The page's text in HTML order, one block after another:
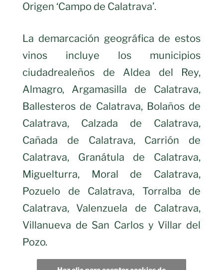
Origen ‘Campo de Calatrava’.
La demarcación geográfica de estos
vinos incluye los municipios
ciudadrealeños de Aldea del Rey,
Almagro, Argamasilla de Calatrava,
Ballesteros de Calatrava, Bolaños de
Calatrava, Calzada de Calatrava,
Cañada de Calatrava, Carrión de
Calatrava, Granátula de Calatrava,
Miguelturra, Moral de Calatrava,
Pozuelo de Calatrava, Torralba de
Calatrava, Valenzuela de Calatrava,
Villanueva de San Carlos y Villar del
Pozo.